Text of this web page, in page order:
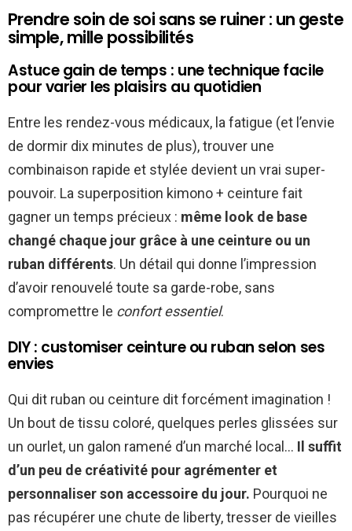
Prendre soin de soi sans se ruiner : un geste
simple, mille possibilités
Astuce gain de temps : une technique facile
pour varier les plaisirs au quotidien
Entre les rendez-vous médicaux, la fatigue (et l’envie
de dormir dix minutes de plus), trouver une
combinaison rapide et stylée devient un vrai super-
pouvoir. La superposition kimono + ceinture fait
gagner un temps précieux : même look de base
changé chaque jour grâce à une ceinture ou un
ruban différents. Un détail qui donne l’impression
d’avoir renouvelé toute sa garde-robe, sans
compromettre le confort essentiel.
DIY : customiser ceinture ou ruban selon ses
envies
Qui dit ruban ou ceinture dit forcément imagination !
Un bout de tissu coloré, quelques perles glissées sur
un ourlet, un galon ramené d’un marché local… Il suffit
d’un peu de créativité pour agrémenter et
personnaliser son accessoire du jour. Pourquoi ne
pas récupérer une chute de liberty, tresser de vieilles